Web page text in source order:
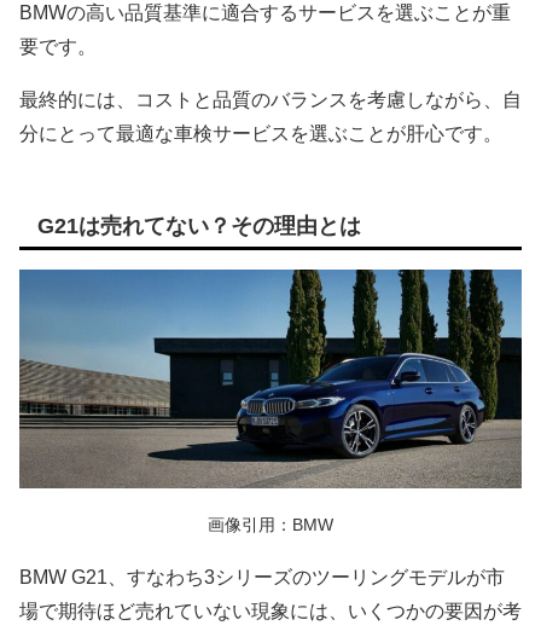
BMWの高い品質基準に適合するサービスを選ぶことが重
要です。
最終的には、コストと品質のバランスを考慮しながら、自
分にとって最適な車検サービスを選ぶことが肝心です。
G21は売れてない？その理由とは
画像引用：BMW
BMW G21、すなわち3シリーズのツーリングモデルが市
場で期待ほど売れていない現象には、いくつかの要因が考